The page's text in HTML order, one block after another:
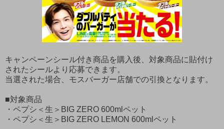
キャンペーンシール付き商品を購入後、対象商品に貼付け
されたシールより応募できます。
当選された場合、モスバーガー店舗での引換となります。
■対象商品
・ペプシ＜生＞BIG ZERO 600mlペット
・ペプシ＜生＞BIG ZERO LEMON 600mlペット